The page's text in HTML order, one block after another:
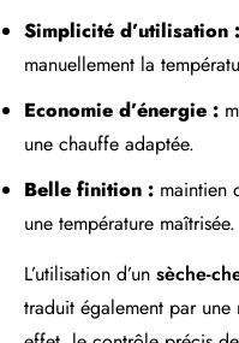
Simplicité d’utilisation :
manuellement la
Economie d’énergie :
une chauffe adaptée.
Belle finition : maintien
une température maîtrisée.
L’utilisation d’un sèche-
traduit également par